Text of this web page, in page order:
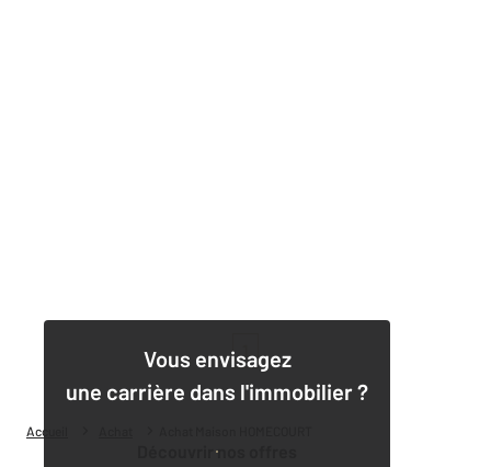
Accueil
Vous envisagez
une carrière dans l'immobilier ?
Découvrir nos offres